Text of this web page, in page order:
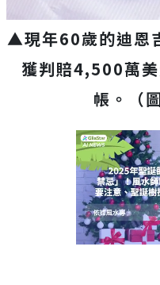
▲現年60歲的迪恩
獲判賠4,500萬
帳。（